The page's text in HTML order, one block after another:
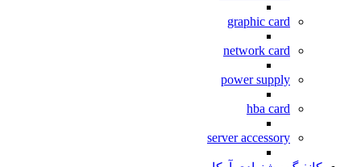
graphic card
network card
power supply
hba card
server accessory